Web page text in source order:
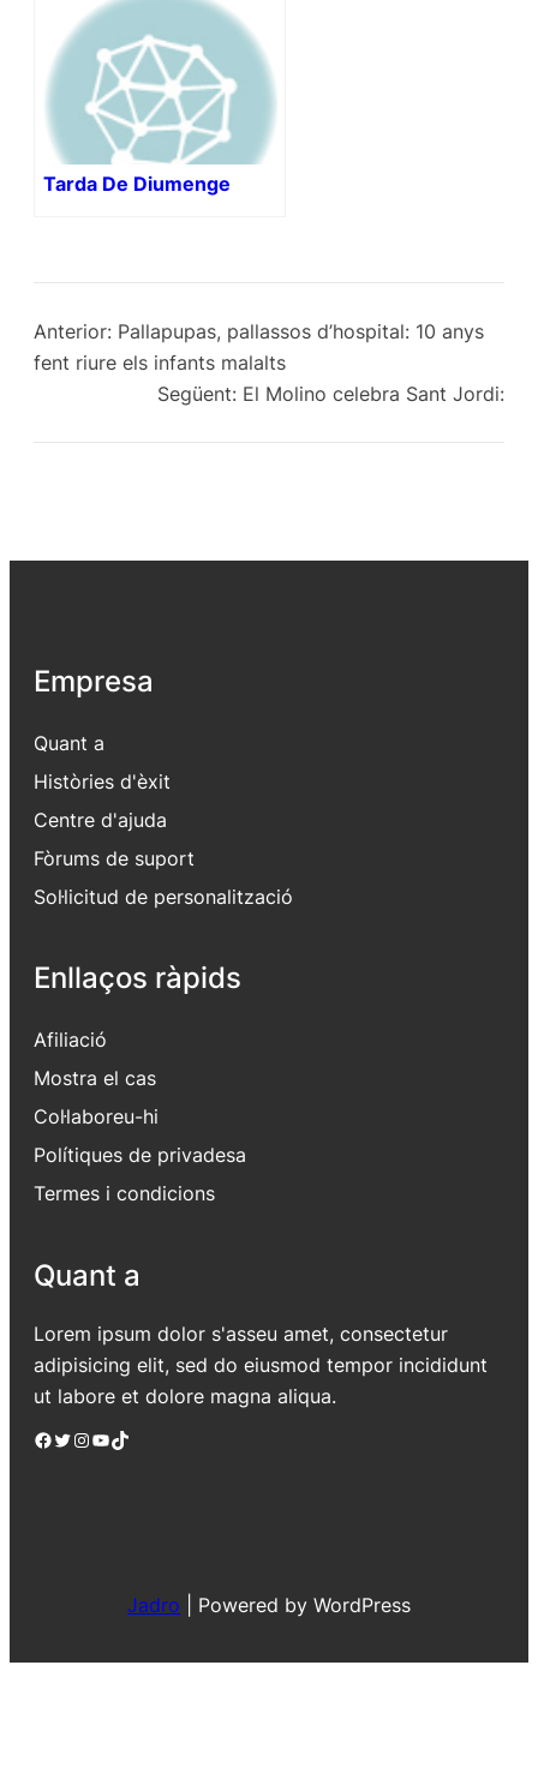
Tarda De Diumenge
Anterior: Pallapupas, pallassos d’hospital: 10 anys
fent riure els infants malalts
Següent: El Molino celebra Sant Jordi:
Empresa
Quant a
Històries d'èxit
Centre d'ajuda
Fòrums de suport
Sol·licitud de personalització
Enllaços ràpids
Afiliació
Mostra el cas
Col·laboreu-hi
Polítiques de privadesa
Termes i condicions
Quant a
Lorem ipsum dolor s'asseu amet, consectetur
adipisicing elit, sed do eiusmod tempor incididunt
ut labore et dolore magna aliqua.
Facebook Twitter Instagram YouTube TikTok
Jadro Powered by WordPress